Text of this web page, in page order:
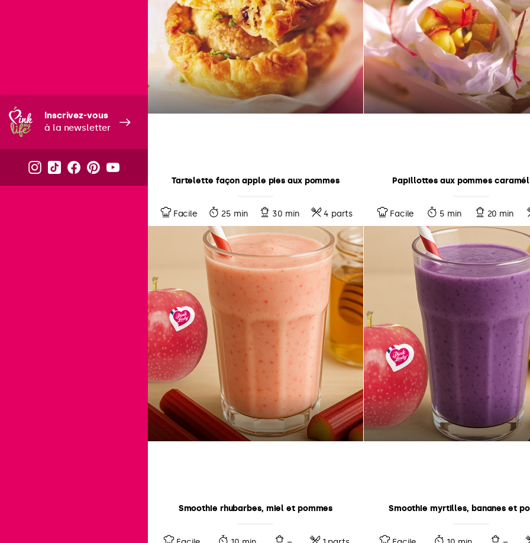
Inscrivez-vous
à la newsletter
Tartelette façon apple pies aux pommes
Facile 25 min 30 min 4 parts
Papillottes aux pommes
Facile 5 min 20 min
Smoothie rhubarbes, miel et pommes Smoothie myrtilles, bananes et